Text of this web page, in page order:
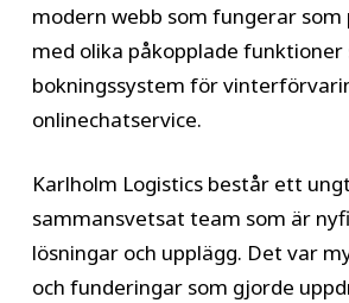
modern webb som fungerar
med olika påkopplade funktioner
bokningssystem för
onlinechatservice.
Karlholm Logistics består ett
sammansvetsat team som är
lösningar och upplägg. Det var
och funderingar som gjorde